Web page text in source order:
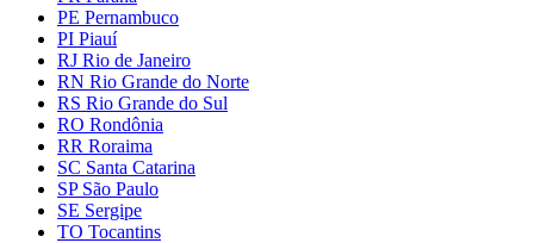
PE Pernambuco
PI Piauí
RJ Rio de Janeiro
RN Rio Grande do Norte
RS Rio Grande do Sul
RO Rondônia
RR Roraima
SC Santa Catarina
SP São Paulo
SE Sergipe
TO Tocantins